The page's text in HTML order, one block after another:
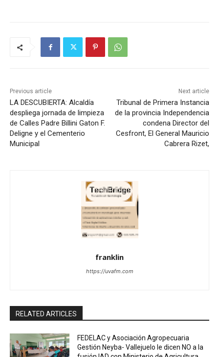
Previous article
LA DESCUBIERTA: Alcaldía
despliega jornada de limpieza
de Calles Padre Billini Gaton F.
Deligne y el Cementerio
Municipal
Next article
Tribunal de Primera Instancia
de la provincia Independencia
condena Director del
Cesfront, El General Mauricio
Cabrera Rizet,
franklin
https://uvafm.com
RELATED ARTICLES
FEDELAC y Asociación Agropecuaria
Gestión Neyba- Vallejuelo le dicen NO a la